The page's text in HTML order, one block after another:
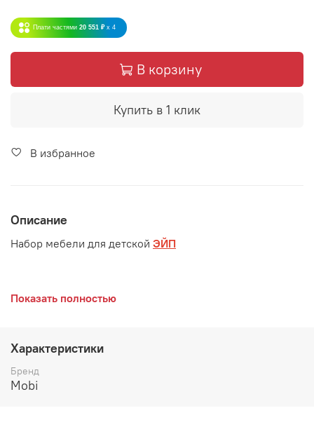
Плати частями 20 551 ₽ x 4
В корзину
Купить в 1 клик
В избранное
Описание
Набор мебели для детской ЭЙП
Мягкий элемент и бортик входят в комплект
Показать полностью
Характеристики
Бренд
Mobi